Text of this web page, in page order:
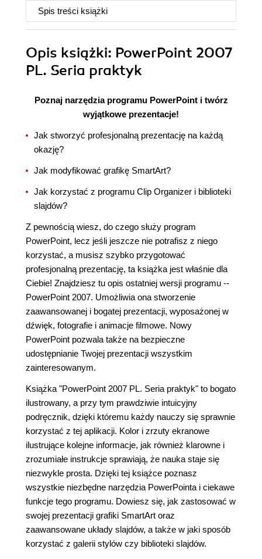
Spis treści książki
Opis książki: PowerPoint 2007
PL. Seria praktyk
Poznaj narzędzia programu PowerPoint i twórz
wyjątkowe prezentacje!
Jak stworzyć profesjonalną prezentację na każdą
okazję?
Jak modyfikować grafikę SmartArt?
Jak korzystać z programu Clip Organizer i biblioteki
slajdów?
Z pewnością wiesz, do czego służy program
PowerPoint, lecz jeśli jeszcze nie potrafisz z niego
korzystać, a musisz szybko przygotować
profesjonalną prezentację, ta książka jest właśnie dla
Ciebie! Znajdziesz tu opis ostatniej wersji programu --
PowerPoint 2007. Umożliwia ona stworzenie
zaawansowanej i bogatej prezentacji, wyposażonej w
dźwięk, fotografie i animacje filmowe. Nowy
PowerPoint pozwala także na bezpieczne
udostępnianie Twojej prezentacji wszystkim
zainteresowanym.
Książka "PowerPoint 2007 PL. Seria praktyk" to bogato
ilustrowany, a przy tym prawdziwie intuicyjny
podręcznik, dzięki któremu każdy nauczy się sprawnie
korzystać z tej aplikacji. Kolor i zrzuty ekranowe
ilustrujące kolejne informacje, jak również klarowne i
zrozumiałe instrukcje sprawiają, że nauka staje się
niezwykle prosta. Dzięki tej książce poznasz
wszystkie niezbędne narzędzia PowerPointa i ciekawe
funkcje tego programu. Dowiesz się, jak zastosować w
swojej prezentacji grafiki SmartArt oraz
zaawansowane układy slajdów, a także w jaki sposób
korzystać z galerii stylów czy biblioteki slajdów.